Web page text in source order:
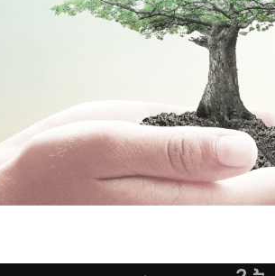
การทุจริต
มาตรการ
ส่งเสริม
ความ